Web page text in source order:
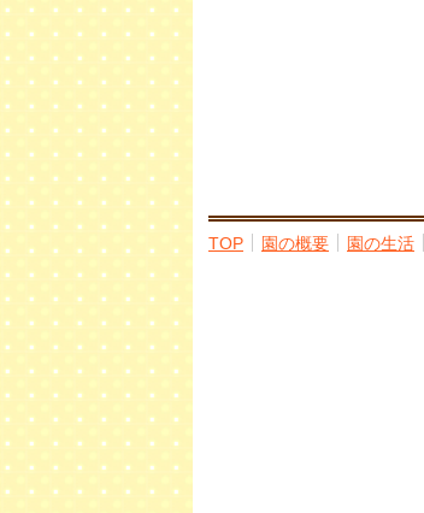
TOP 園の概要 園の生活